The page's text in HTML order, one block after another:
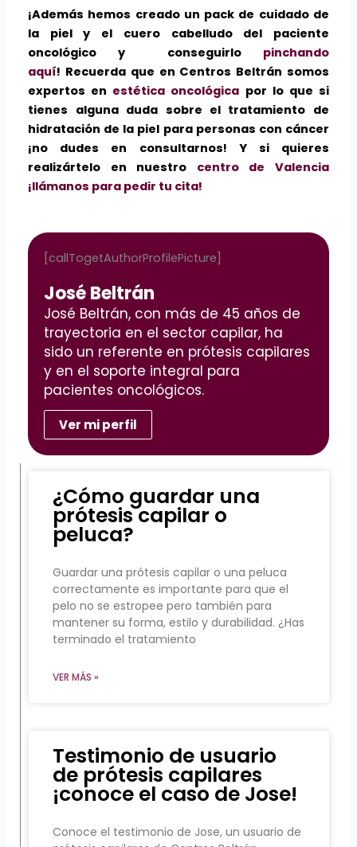
¡Además hemos creado un pack de cuidado de
la piel y el cuero cabelludo del paciente
oncológico y conseguirlo pinchando
aquí! Recuerda que en Centros Beltrán somos
expertos en estética oncológica por lo que si
tienes alguna duda sobre el tratamiento de
hidratación de la piel para personas con cáncer
¡no dudes en consultarnos! Y si quieres
realizártelo en nuestro centro de Valencia
¡llámanos para pedir tu cita!
[callTogetAuthorProfilePicture]
José Beltrán
José Beltrán, con más de 45 años de
trayectoria en el sector capilar, ha
sido un referente en prótesis capilares
y en el soporte integral para
pacientes oncológicos.
Ver mi perfil
¿Cómo guardar una
prótesis capilar o
peluca?
Guardar una prótesis capilar o una peluca
correctamente es importante para que el
pelo no se estropee pero también para
mantener su forma, estilo y durabilidad. ¿Has
terminado el tratamiento
VER MÁS »
Testimonio de usuario
de prótesis capilares
¡conoce el caso de Jose!
Conoce el testimonio de Jose, un usuario de